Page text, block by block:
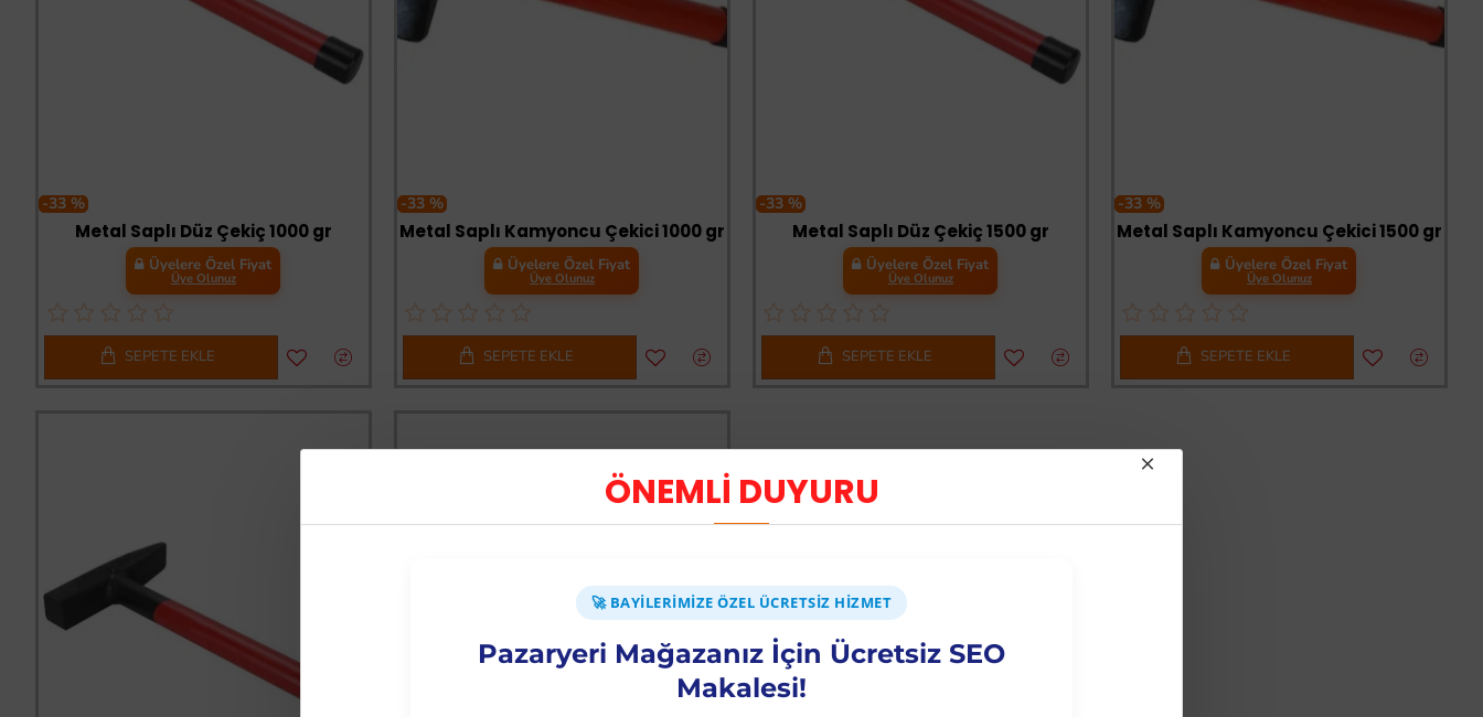
ÖNEMLİ DUYURU
🚀 BAYILERIMIZE ÖZEL ÜCRETSIZ HIZMET
Pazaryeri Mağazanız İçin Ücretsiz SEO
Makalesi!
-33 %
Metal Saplı Düz Çekiç 1000 gr
Üyelere Özel Fiyat
Üye Olunuz
SEPETE EKLE
-33 %
Metal Saplı Kamyoncu Çekici 1000 gr
Üyelere Özel Fiyat
Üye Olunuz
SEPETE EKLE
-33 %
Metal Saplı Düz Çekiç 1500 gr
Üyelere Özel Fiyat
Üye Olunuz
SEPETE EKLE
-33 %
Metal Saplı Kamyoncu Çekici 1500 gr
Üyelere Özel Fiyat
Üye Olunuz
SEPETE EKLE